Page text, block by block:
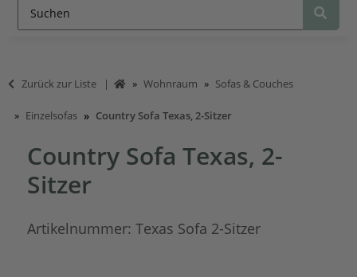
Zurück zur Liste Wohnraum Sofas & Couches
Einzelsofas Country Sofa Texas, 2-Sitzer
Country Sofa Texas, 2-
Sitzer
Artikelnummer: Texas Sofa 2-Sitzer